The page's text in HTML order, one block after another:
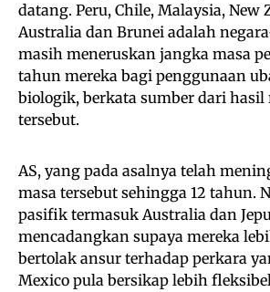
datang. Peru, Chile, Malaysia, New
Australia dan Brunei adalah
masih meneruskan jangka masa
tahun mereka bagi penggunaan
biologik, berkata sumber dari
tersebut.
AS, yang pada asalnya telah
masa tersebut sehingga 12 tahun.
pasifik termasuk Australia dan
mencadangkan supaya mereka
bertolak ansur terhadap perkara
Mexico pula bersikap lebih